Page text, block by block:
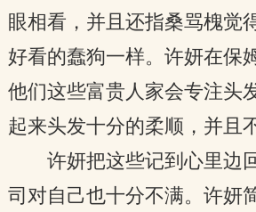
眼相看，并且还指桑骂槐觉
好看的蠢狗一样。许妍在保
他们这些富贵人家会专注头
起来头发十分的柔顺，并且
许妍把这些记到心里边
司对自己也十分不满。许妍